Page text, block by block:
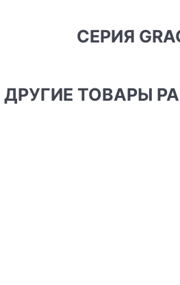
СЕРИЯ
ДРУГИЕ ТОВАРЫ